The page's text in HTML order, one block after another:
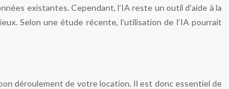
existantes. Cependant, l’IA reste un outil d’aide à la
Selon une étude récente, l’utilisation de l’IA pourrait
déroulement de votre location. Il est donc essentiel de